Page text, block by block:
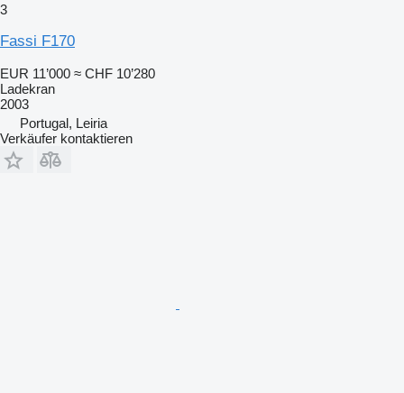
3
Fassi F170
EUR 11’000 ≈ CHF 10’280
Ladekran
2003
Portugal, Leiria
Verkäufer kontaktieren